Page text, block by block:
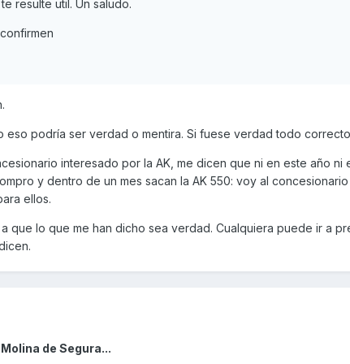
resulte util. Un saludo.
eso podría ser verdad o mentira. Si fuese verdad todo
interesado por la AK, me dicen que ni en este año ni
y dentro de un mes sacan la AK 550: voy al
ellos.
que lo que me han dicho sea verdad. Cualquiera puede ir a
de Segura...